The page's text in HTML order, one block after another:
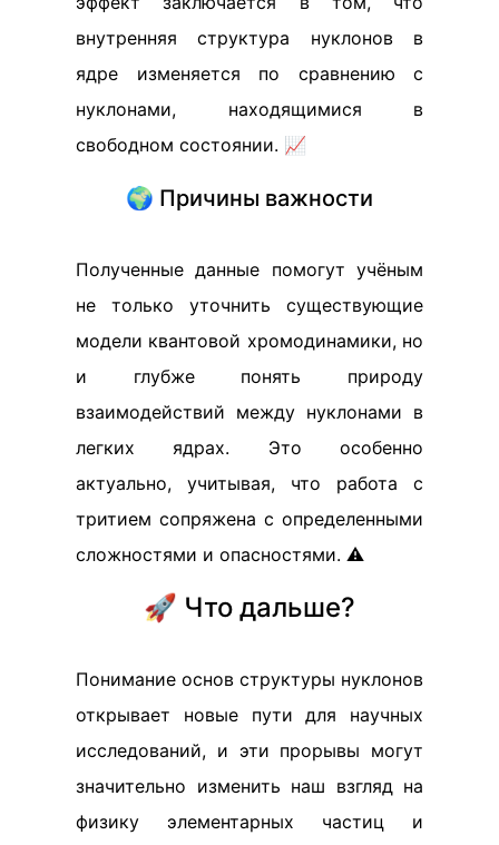
внутренняя структура нуклонов в
ядре изменяется по сравнению с
нуклонами, находящимися в
свободном состоянии. 📈
🌍 Причины важности
Полученные данные помогут учёным
не только уточнить существующие
модели квантовой хромодинамики, но
и глубже понять природу
взаимодействий между нуклонами в
легких ядрах. Это особенно
актуально, учитывая, что работа с
тритием сопряжена с определенными
сложностями и опасностями. ⚠️
🚀 Что дальше?
Понимание основ структуры нуклонов
открывает новые пути для научных
исследований, и эти прорывы могут
значительно изменить наш взгляд на
физику элементарных частиц и